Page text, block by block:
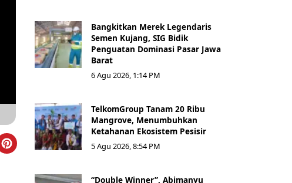
Bangkitkan Merek Legendaris
Semen Kujang, SIG Bidik
Penguatan Dominasi Pasar Jawa
Barat
6 Agu 2026, 1:14 PM
TelkomGroup Tanam 20 Ribu
Mangrove, Menumbuhkan
Ketahanan Ekosistem Pesisir
5 Agu 2026, 8:54 PM
“Double Winner”, Abimanyu